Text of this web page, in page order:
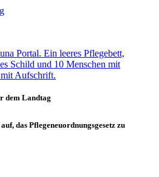
dem Landtag
das Pflegeneuordnungsgesetz zu